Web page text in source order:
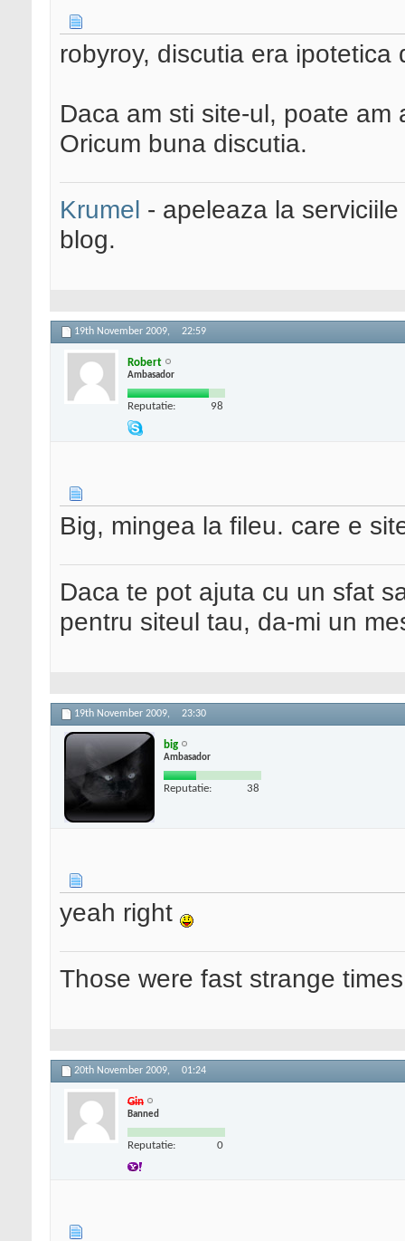
robyroy, discutia era
Daca am sti site-ul, poate
Oricum buna discutia.
Krumel - apeleaza la
blog.
19th November 2009, 22:59
Robert
Ambasador
Reputatie: 98
Big, mingea la fileu. care e
Daca te pot ajuta cu un sfat
pentru siteul tau, da-mi un
19th November 2009, 23:30
big
Ambasador
Reputatie: 38
yeah right
Those were fast strange
20th November 2009, 01:24
Gin
Banned
Reputatie: 0